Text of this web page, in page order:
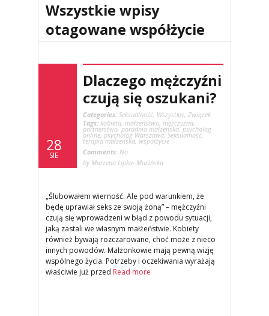
Wszystkie wpisy
otagowane współżycie
28
SIE
Dlaczego mężczyźni
czują się oszukani?
Categories: Seksualność, Wszystkie, Związek
Tags: kobieta, małżeństwo, mężczyzna,
partnerstwo, poradnia małżeńska,psycholog
online, psycholog Warszawa, Seksualność,
terapia małżeńska, współżycie
Comments: No
by Marzena Lipka- Mucińska
„Ślubowałem wierność. Ale pod warunkiem, że
będę uprawiał seks ze swoją żoną” – mężczyźni
czują się wprowadzeni w błąd z powodu sytuacji,
jaką zastali we własnym małżeństwie. Kobiety
również bywają rozczarowane, choć może z nieco
innych powodów. Małżonkowie mają pewną wizję
wspólnego życia. Potrzeby i oczekiwania wyrażają
właściwie już przed Read more